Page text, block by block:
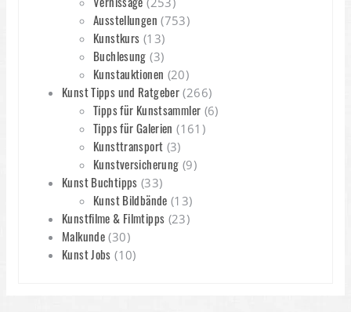
Ausstellungen (753)
Kunstkurs (13)
Buchlesung (3)
Kunstauktionen (20)
Kunst Tipps und Ratgeber (266)
Tipps für Kunstsammler (6)
Tipps für Galerien (161)
Kunsttransport (3)
Kunstversicherung (9)
Kunst Buchtipps (33)
Kunst Bildbände (13)
Kunstfilme & Filmtipps (23)
Malkunde (30)
Kunst Jobs (10)